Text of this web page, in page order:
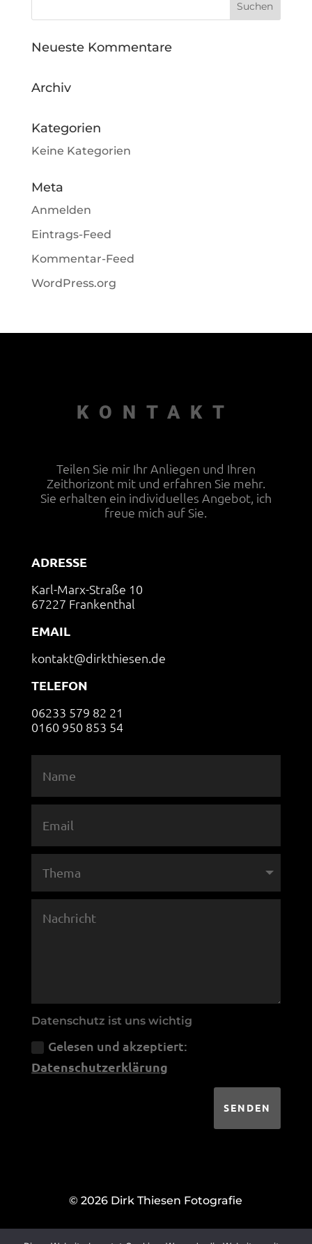
Neueste Kommentare
Archiv
Kategorien
Keine Kategorien
Meta
Anmelden
Eintrags-Feed
Kommentar-Feed
WordPress.org
KONTAKT
Teilen Sie mir Ihr Anliegen und Ihren
Zeithorizont mit und erfahren Sie mehr.
Sie erhalten ein individuelles Angebot, ich
freue mich auf Sie.
ADRESSE
Karl-Marx-Straße 10
67227 Frankenthal
EMAIL
kontakt@dirkthiesen.de
TELEFON
06233 579 82 21
0160 950 853 54
Datenschutz ist uns wichtig
Gelesen und akzeptiert:
Datenschutzerklärung
SENDEN
© 2026 Dirk Thiesen Fotografie
IMPRESSUM | DATENSCHUTZ